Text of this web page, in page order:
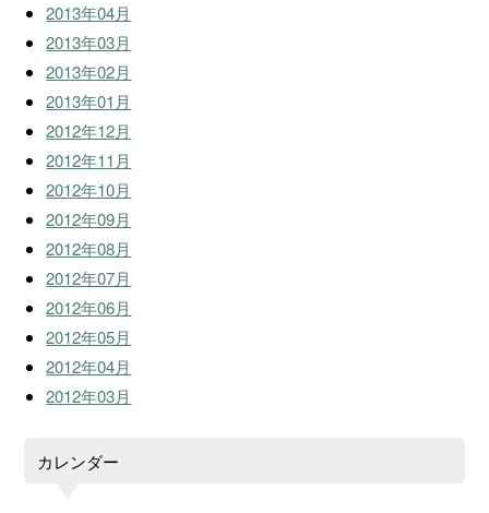
2013年04月
2013年03月
2013年02月
2013年01月
2012年12月
2012年11月
2012年10月
2012年09月
2012年08月
2012年07月
2012年06月
2012年05月
2012年04月
2012年03月
カレンダー